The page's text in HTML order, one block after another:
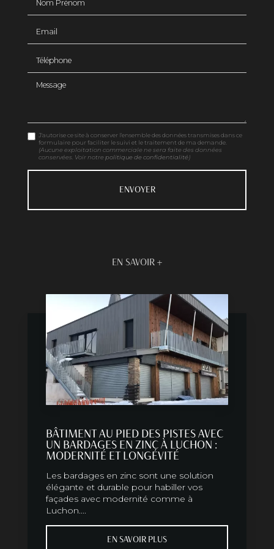
Message
J'autorise ce site à conserver l'ensemble des données transmises dans ce
formulaire pour faciliter le suivi et le traitement de ma demande.
(Aucune exploitation commerciale ne sera faite des données
conservées. Voir notre politique de confidentialité)
EN SAVOIR +
BÂTIMENT AU PIED DES PISTES AVEC
UN BARDAGES EN ZINC À LUCHON :
MODERNITÉ ET LONGÉVITÉ
Les bardages en zinc sont une solution
élégante et durable pour habiller vos
façades avec modernité comme à
Luchon....
EN SAVOIR PLUS